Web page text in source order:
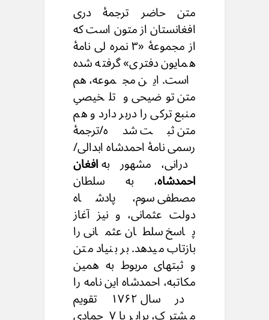
متن حاضر ترجمهٔ دری
افغانستان از متون است که
از مجموعهٔ «۳ نمره لی نامهٔ
همایون دفتری» گرفته شده
است. این مجموعه، هم
متن توضیحی و تلخیصیِ
منبع ترکی را دربر دارد و هم
متن ثبت شده/ترجمهٔ
رسمی نامهٔ احمدشاه ابدالی/
درانی، مشهور بهافغان
احمدشاه، به سلطان
مصطفی سوم، پادشاه
دولت عثمانی، و نیز آغاز
پاسخ سلطان عثمانی را
بازتاب میدهد. بر بنیاد متن
و ثبتهای مربوط به همین
مکاتبه، احمدشاه این نامه را
در سال ۱۷۶۲ تقویم